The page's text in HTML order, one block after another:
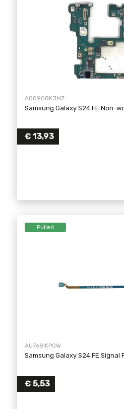
AQO908KJMZ
Samsung Galaxy S24 FE Non-
€ 13,93
Pulled
AU768IKPOW
Samsung Galaxy S24 FE Signal
€ 5,53